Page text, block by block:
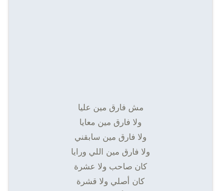
مش فارق مین علیا
ولا فارق مین معایا
ولا فارق مین سابقني
ولا فارق مین اللي ورایا
كان صاحب ولا عشرة
كان أصلي ولا قشرة